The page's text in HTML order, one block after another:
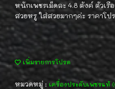
หนักเพชรเม็ดละ 4.8 ตังค์ ตัวเ
สวยหรู ใส่สวยมากๆค่ะ ราคาโ
เพิ่มรายการโปรด
หมวดหมู่ : เครื่องประดับเพชรแท้